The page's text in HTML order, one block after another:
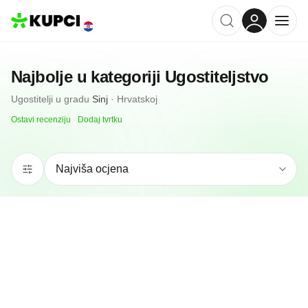
Najbolje u kategoriji Ugostiteljstvo
Ugostitelji u gradu Sinj · Hrvatskoj
Ostavi recenziju · Dodaj tvrtku